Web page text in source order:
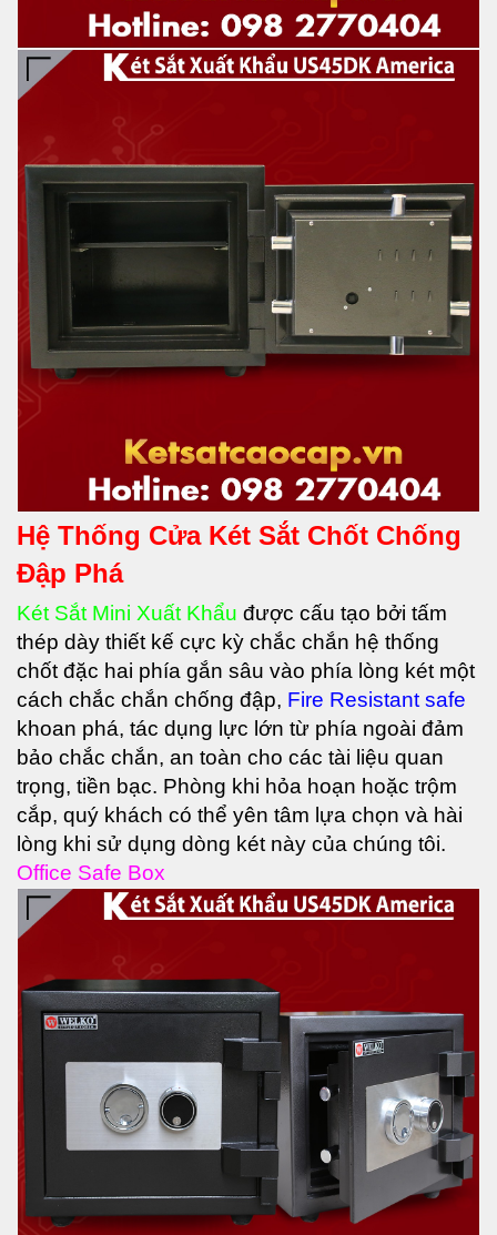
Hệ Thống Cửa Két Sắt Chốt Chống
Đập Phá
Két Sắt Mini Xuất Khẩu được cấu tạo bởi tấm
thép dày thiết kế cực kỳ chắc chắn hệ thống
chốt đặc hai phía gắn sâu vào phía lòng két một
cách chắc chắn chống đập, Fire Resistant safe
khoan phá, tác dụng lực lớn từ phía ngoài đảm
bảo chắc chắn, an toàn cho các tài liệu quan
trọng, tiền bạc. Phòng khi hỏa hoạn hoặc trộm
cắp, quý khách có thể yên tâm lựa chọn và hài
lòng khi sử dụng dòng két này của chúng tôi.
Office Safe Box